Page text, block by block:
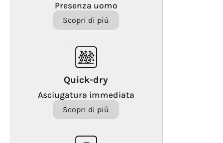
Presenza uomo
Scopri di più
Quick-dry
Asciugatura immediata
Scopri di più